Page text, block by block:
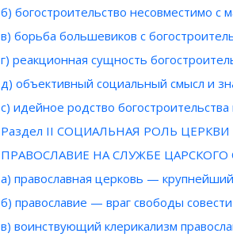
б) богостроительство несовместимо с
в) борьба большевиков с
г) реакционная сущность
д) объективный социальный смысл и
с) идейное родство
Раздел II СОЦИАЛЬНАЯ РОЛЬ
ПРАВОСЛАВИЕ НА СЛУЖБЕ
а) православная церковь — крупнейший
б) православие — враг свободы совести
в) воинствующий клерикализм